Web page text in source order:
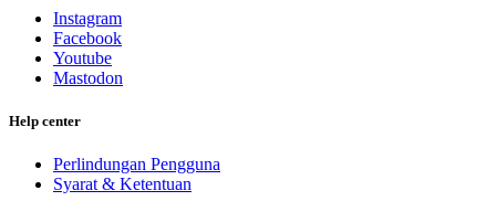
Instagram
Facebook
Youtube
Mastodon
Help center
Perlindungan Pengguna
Syarat & Ketentuan